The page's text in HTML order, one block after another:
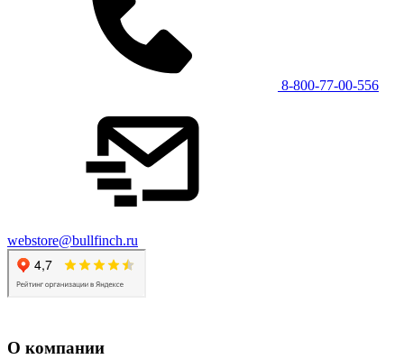
8-800-77-00-556
webstore@bullfinch.ru
О компании